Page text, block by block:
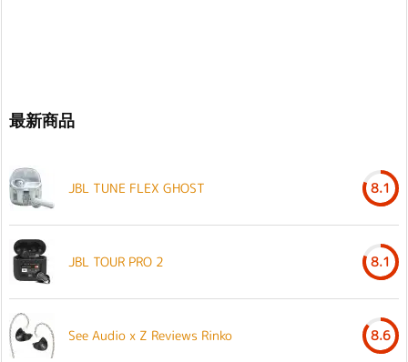
最新商品
JBL TUNE FLEX GHOST 8.1
JBL TOUR PRO 2 8.1
See Audio x Z Reviews Rinko 8.6